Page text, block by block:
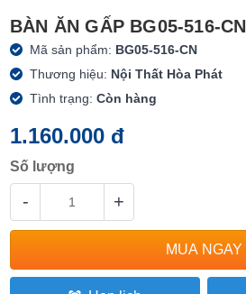
BÀN ĂN GẤP BG05-516-CN
Mã sản phẩm: BG05-516-CN
Thương hiệu: Nội Thất Hòa Phát
Tình trạng:Còn hàng
1.160.000 đ
Số lượng
- +